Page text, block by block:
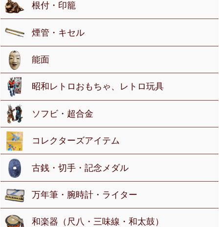
根付・印籠
煙管・キセル
能面
昭和レトロおもちゃ、レトロ玩具
ソフビ・超合金
コレクターズアイテム
古銭・切手・記念メダル
万年筆・腕時計・ライター
和楽器（尺八・三味線・和太鼓）